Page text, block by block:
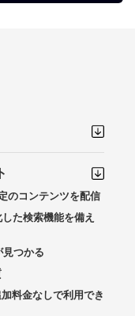
のコンテンツを配信
た検索機能を備え
見つかる
料金なしで利用でき